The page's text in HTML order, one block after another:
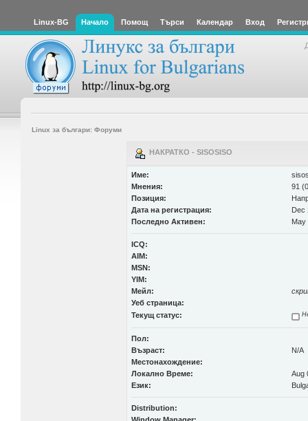
Linux-BG Начало Помощ Търси Календар Вход
Linux за българи: Форуми
НАКРАТКО - SISOSISO
Име:
Мнения:
91
Позиция:
Дата на регистрация:
Dec
Последно Активен:
May
ICQ:
AIM:
MSN:
YIM:
Мейл:
Уеб страница:
Текущ статус:
Пол:
Възраст:
N/A
Местонахождение:
Локално Време:
Aug
Език:
Distribution: